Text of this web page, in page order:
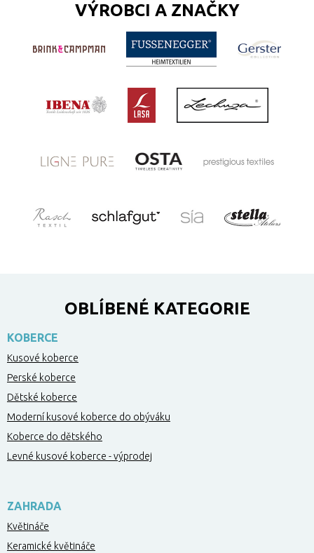
VÝROBCI A ZNAČKY
OBLÍBENÉ KATEGORIE
KOBERCE
Kusové koberce
Perské koberce
Dětské koberce
Moderní kusové koberce do obýváku
Koberce do dětského
Levné kusové koberce - výprodej
ZAHRADA
Květináče
Keramické květináče